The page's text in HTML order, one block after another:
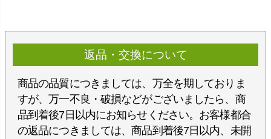
返品・交換について
商品の品質につきましては、万全を期しておりま
すが、万一不良・破損などがございましたら、商
品到着後7日以内にお知らせください。お客様都合
の返品につきましては、商品到着後7日以内、未開